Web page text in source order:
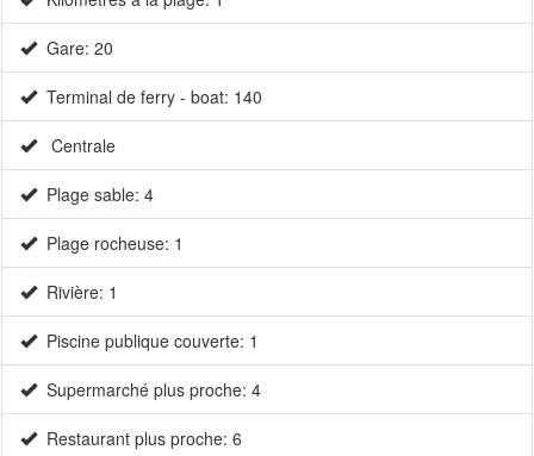
Gare: 20
Terminal de ferry - boat: 140
Centrale
Plage sable: 4
Plage rocheuse: 1
Rivière: 1
Piscine publique couverte: 1
Supermarché plus proche: 4
Restaurant plus proche: 6